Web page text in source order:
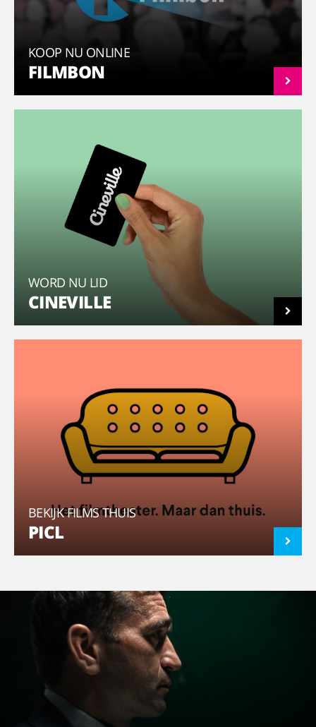
KOOP NU ONLINE
FILMBON
WORD NU LID
CINEVILLE
BEKIJK FILMS THUIS
PICL